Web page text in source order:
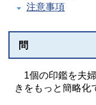
注意事項
問
1個の印鑑を夫
きをもっと簡略化